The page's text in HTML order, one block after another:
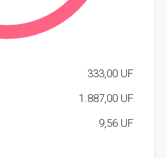
333,00 UF
1.887,00 UF
9,56 UF